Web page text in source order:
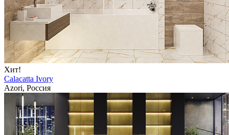
Хит!
Calacatta Ivory
Azori, Россия